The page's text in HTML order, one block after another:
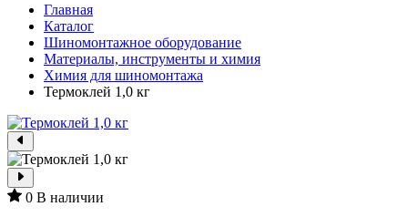
Главная
Каталог
Шиномонтажное оборудование
Материалы, инструменты и химия
Химия для шиномонтажа
Термоклей 1,0 кг
0 В наличии